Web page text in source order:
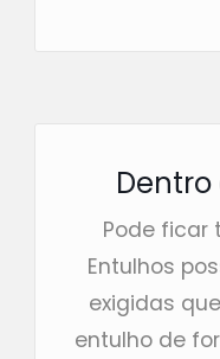
Pode ficar
Entulhos
exigidas
entulho de